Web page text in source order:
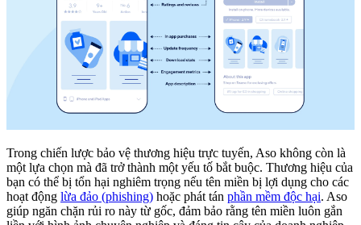
Trong chiến lược bảo vệ thương hiệu trực tuyến, Aso không còn là
một lựa chọn mà đã trở thành một yếu tố bắt buộc. Thương hiệu của
bạn có thể bị tổn hại nghiêm trọng nếu tên miền bị lợi dụng cho các
hoạt động lừa đảo (phishing) hoặc phát tán phần mềm độc hại. Aso
giúp ngăn chặn rủi ro này từ gốc, đảm bảo rằng tên miền luôn gắn